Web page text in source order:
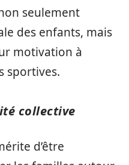
seulement
des enfants, mais
motivation à
sportives.
collective
d’être